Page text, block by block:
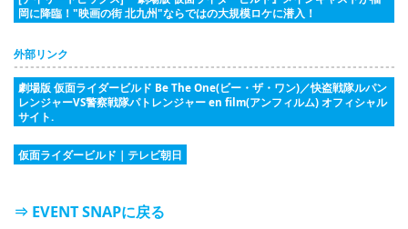
岡に降臨！"映画の街 北九州"ならではの大規模ロケに潜入！
外部リンク
劇場版 仮面ライダービルド Be The One(ビー・ザ・ワン)／快盗戦隊ルパン
レンジャーVS警察戦隊パトレンジャー en film(アンフィルム) オフィシャル
サイト.
仮面ライダービルド｜テレビ朝日
⇒ EVENT SNAPに戻る